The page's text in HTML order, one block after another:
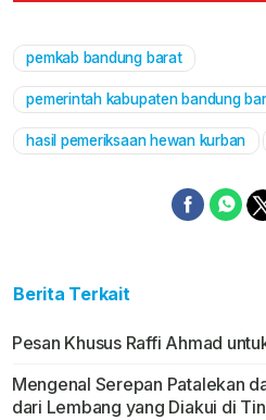
pemkab bandung barat
pemerintah kabupaten bandung
hasil pemeriksaan hewan kurban
Berita Terkait
Pesan Khusus Raffi Ahmad
Mengenal Serepan Patalekan
dari Lembang yang Diakui di